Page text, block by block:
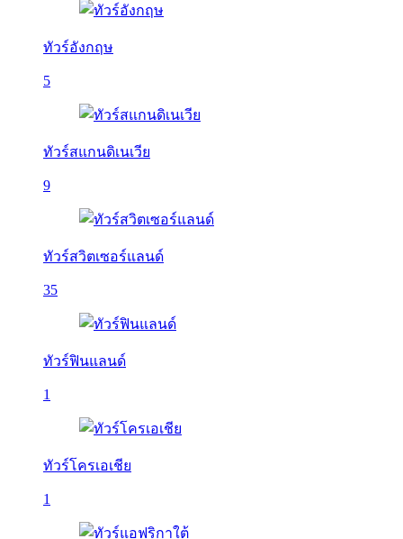
ทัวร์อังกฤษ
5
ทัวร์สแกนดิเนเวีย
9
ทัวร์สวิตเซอร์แลนด์
35
ทัวร์ฟินแลนด์
1
ทัวร์โครเอเชีย
1